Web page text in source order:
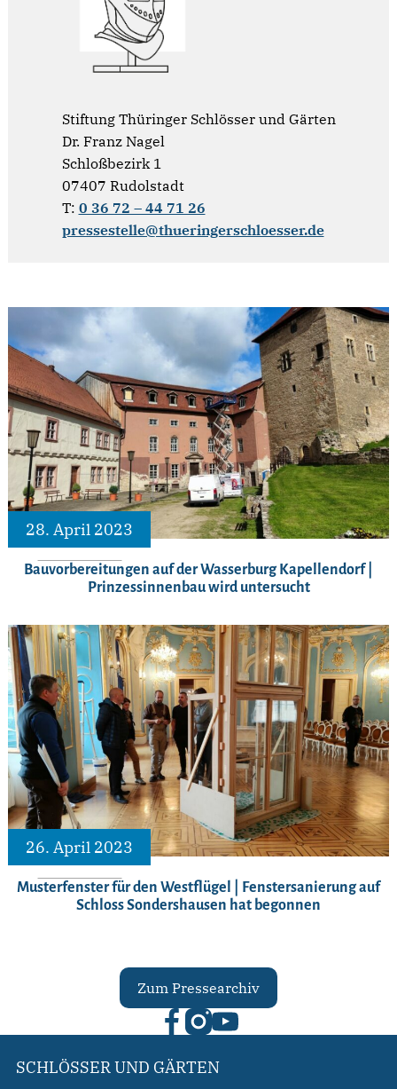
Stiftung Thüringer Schlösser und Gärten
Dr. Franz Nagel
Schloßbezirk 1
07407 Rudolstadt
T: 0 36 72 – 44 71 26
pressestelle@thueringerschloesser.de
28. April 2023
Bauvorbereitungen auf der Wasserburg Kapellendorf |
Prinzessinnenbau wird untersucht
26. April 2023
Musterfenster für den Westflügel | Fenstersanierung auf
Schloss Sondershausen hat begonnen
Zum Pressearchiv
SCHLÖSSER UND GÄRTEN